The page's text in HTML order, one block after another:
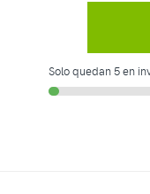
Solo quedan 5 en